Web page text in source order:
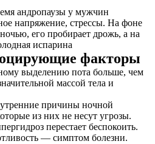
андропаузы у мужчин
напряжение, стрессы. На фоне
его пробирает дрожь, а на
испарина
факторы
выделению пота больше, чем
массой тела и
причины ночной
из них не несут угрозы.
перестает беспокоить.
— симптом болезни.